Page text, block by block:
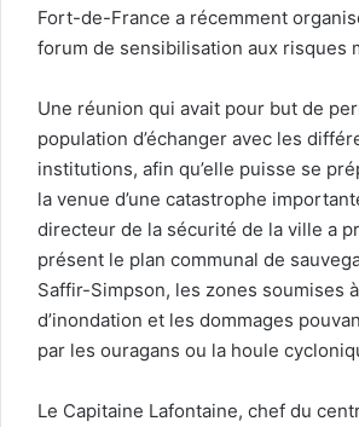
Fort-de-France a récemment
forum de sensibilisation aux risques
Une réunion qui avait pour but de
population d’échanger avec les
institutions, afin qu’elle puisse se
la venue d’une catastrophe
directeur de la sécurité de la ville a
présent le plan communal de
Saffir-Simpson, les zones soumises
d’inondation et les dommages
par les ouragans ou la houle
Le Capitaine Lafontaine, chef du